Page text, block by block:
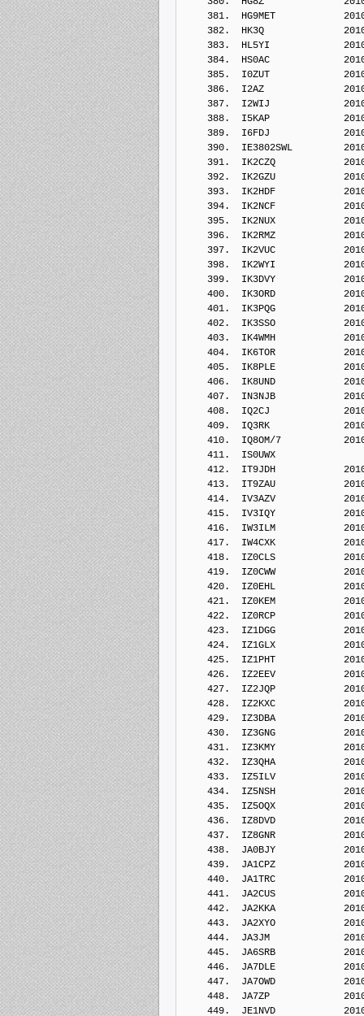
381.  HG9MET
382.  HK3Q
383.  HL5YI
384.  HS0AC
385.  I0ZUT
386.  I2AZ
387.  I2WIJ
388.  I5KAP
389.  I6FDJ
390.  IE3802SWL
391.  IK2CZQ
392.  IK2GZU
393.  IK2HDF
394.  IK2NCF
395.  IK2NUX
396.  IK2RMZ
397.  IK2VUC
398.  IK2WYI
399.  IK3DVY
400.  IK3ORD
401.  IK3PQG
402.  IK3SSO
403.  IK4WMH
404.  IK6TOR
405.  IK8PLE
406.  IK8UND
407.  IN3NJB
408.  IQ2CJ
409.  IQ3RK
410.  IQ8OM/7
411.  IS0UWX
412.  IT9JDH
413.  IT9ZAU
414.  IV3AZV
415.  IV3IQY
416.  IW3ILM
417.  IW4CXK
418.  IZ0CLS
419.  IZ0CWW
420.  IZ0EHL
421.  IZ0KEM
422.  IZ0RCP
423.  IZ1DGG
424.  IZ1GLX
425.  IZ1PHT
426.  IZ2EEV
427.  IZ2JQP
428.  IZ2KXC
429.  IZ3DBA
430.  IZ3GNG
431.  IZ3KMY
432.  IZ3QHA
433.  IZ5ILV
434.  IZ5NSH
435.  IZ5OQX
436.  IZ8DVD
437.  IZ8GNR
438.  JA0BJY
439.  JA1CPZ
440.  JA1TRC
441.  JA2CUS
442.  JA2KKA
443.  JA2XYO
444.  JA3JM
445.  JA6SRB
446.  JA7DLE
447.  JA7OWD
448.  JA7ZP
449.  JE1NVD